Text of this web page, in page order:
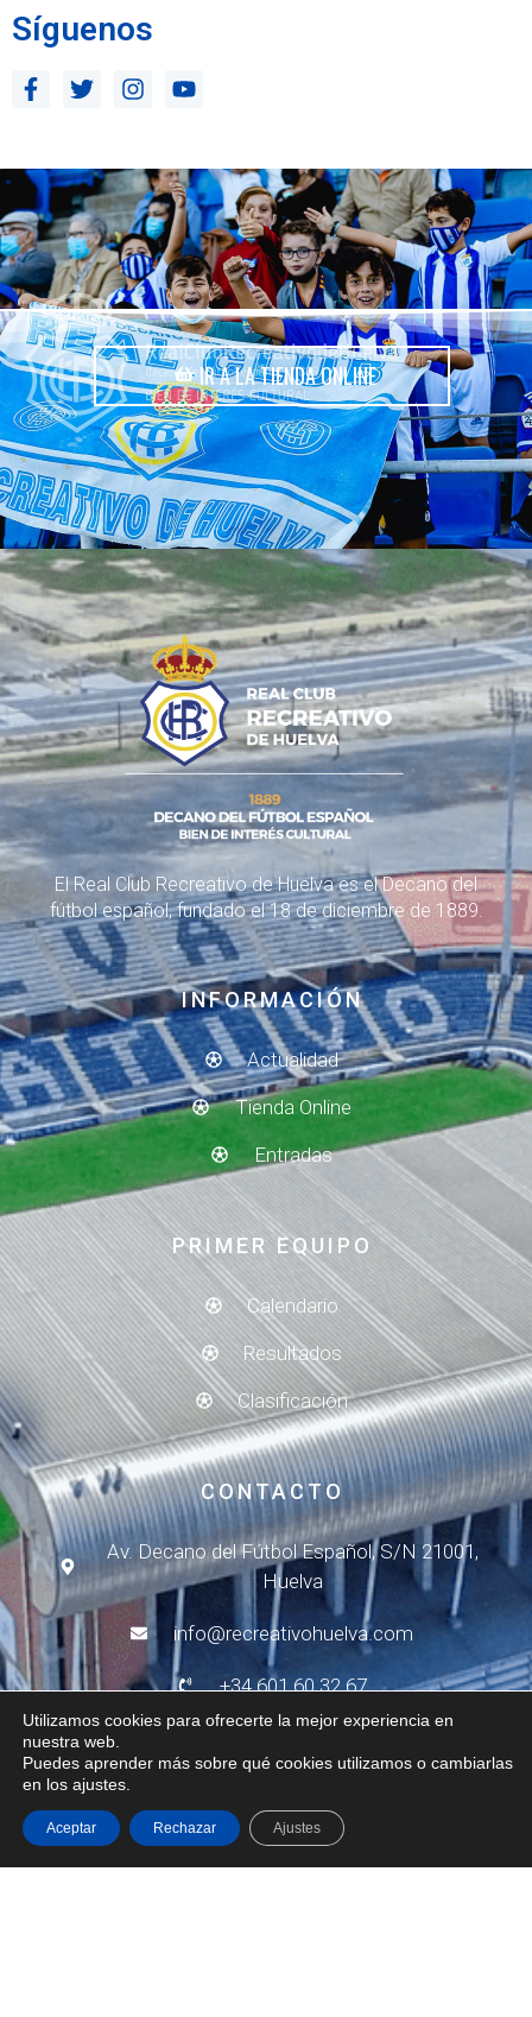
Síguenos
IR A LA TIENDA ONLINE
El Real Club Recreativo de Huelva es el Decano del
fútbol español, fundado el 18 de diciembre de 1889.
INFORMACIÓN
Actualidad
Tienda Online
Entradas
PRIMER EQUIPO
Calendario
Resultados
Clasificación
CONTACTO
Av. Decano del Fútbol Español, S/N 21001,
Huelva
info@recreativohuelva.com
+34 601 60 32 67
de L-V de 10h a 14h
Utilizamos cookies para ofrecerte la mejor experiencia en
nuestra web.
Puedes aprender más sobre qué cookies utilizamos o cambiarlas
en los ajustes.
Aceptar Rechazar Ajustes